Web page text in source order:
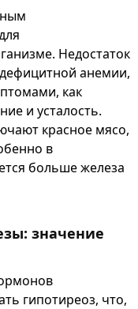
Недостаток
анемии,
как
и усталость.
красное мясо,
в
больше железа
значение
гипотиреоз, что,